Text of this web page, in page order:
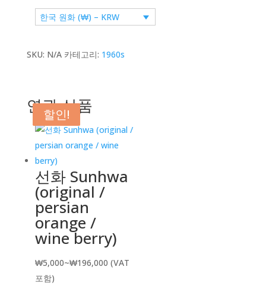
한국 원화 (₩) – KRW
SKU: N/A 카테고리: 1960s
연관 상품
할인!
선화 Sunhwa
(original /
persian
orange /
wine berry)
₩5,000~₩196,000가(VAT
포함)
할인!
할인!